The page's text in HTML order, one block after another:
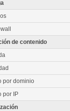
de contenido
por dominio
por IP